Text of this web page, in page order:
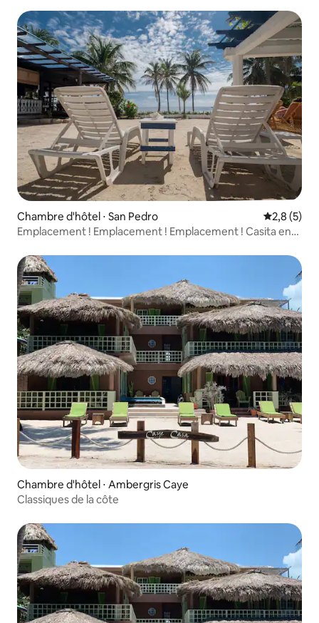
Chambre d'hôtel ⋅ San Pedro Évaluation
2,8 (5)
Emplacement ! Emplacement ! Emplacement ! Casita en
Chambre d'hôtel ⋅ Ambergris Caye
Classiques de la côte